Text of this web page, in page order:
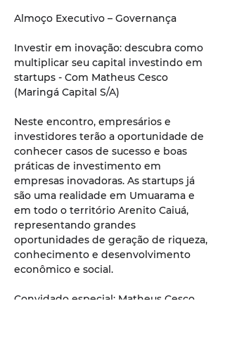
Almoço Executivo – Governança
Investir em inovação: descubra como
multiplicar seu capital investindo em
startups - Com Matheus Cesco
(Maringá Capital S/A)
Neste encontro, empresários e
investidores terão a oportunidade de
conhecer casos de sucesso e boas
práticas de investimento em
empresas inovadoras. As startups já
são uma realidade em Umuarama e
em todo o território Arenito Caiuá,
representando grandes
oportunidades de geração de riqueza,
conhecimento e desenvolvimento
econômico e social.
Convidado especial: Matheus Cesco,